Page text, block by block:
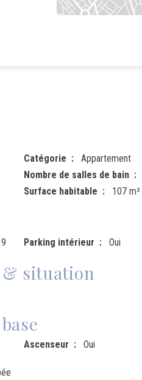
Catégorie Appartement
Nombre de salles de bain
Surface habitable 107 m²
Parking intérieur Oui
& situation
Ascenseur Oui